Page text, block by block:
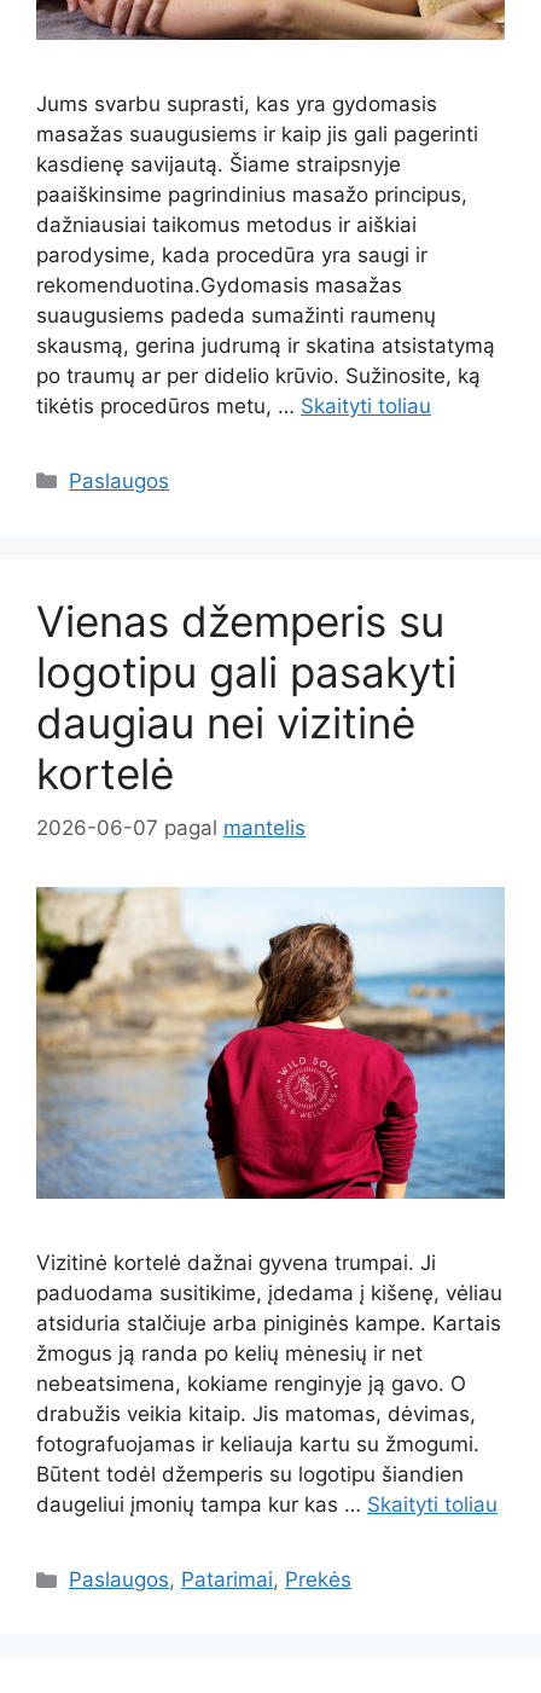
Jums svarbu suprasti, kas yra gydomasis
masažas suaugusiems ir kaip jis gali pagerinti
kasdienę savijautą. Šiame straipsnyje
paaiškinsime pagrindinius masažo principus,
dažniausiai taikomus metodus ir aiškiai
parodysime, kada procedūra yra saugi ir
rekomenduotina.Gydomasis masažas
suaugusiems padeda sumažinti raumenų
skausmą, gerina judrumą ir skatina atsistatymą
po traumų ar per didelio krūvio. Sužinosite, ką
tikėtis procedūros metu, … Skaityti toliau
Kategorijos
Paslaugos
Vienas džemperis su
logotipu gali pasakyti
daugiau nei vizitinė
kortelė
2026-06-07 pagal mantelis
Vizitinė kortelė dažnai gyvena trumpai. Ji
paduodama susitikime, įdedama į kišenę, vėliau
atsiduria stalčiuje arba piniginės kampe. Kartais
žmogus ją randa po kelių mėnesių ir net
nebeatsimena, kokiame renginyje ją gavo. O
drabužis veikia kitaip. Jis matomas, dėvimas,
fotografuojamas ir keliauja kartu su žmogumi.
Būtent todėl džemperis su logotipu šiandien
daugeliui įmonių tampa kur kas … Skaityti toliau
Kategorijos
Paslaugos, Patarimai, Prekės